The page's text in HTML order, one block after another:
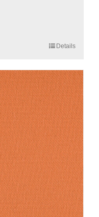
Details